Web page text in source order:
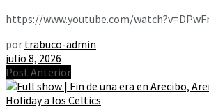
https://www.youtube.com/
por trabuco-admin
julio 8, 2026
Post Anterior